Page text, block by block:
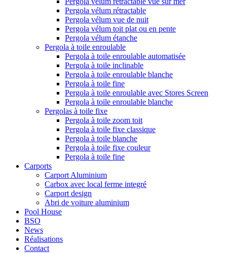
Pergola vélum rétractable
Pergola vélum vue de nuit
Pergola vélum toit plat ou en pente
Pergola vélum étanche
Pergola à toile enroulable
Pergola à toile enroulable automatisée
Pergola à toile inclinable
Pergola à toile enroulable blanche
Pergola à toile fine
Pergola à toile enroulable avec Stores Screen
Pergola à toile enroulable blanche
Pergolas à toile fixe
Pergola à toile zoom toit
Pergola à toile fixe classique
Pergola à toile blanche
Pergola à toile fixe couleur
Pergola à toile fine
Carports
Carport Aluminium
Carbox avec local ferme integré
Carport design
Abri de voiture aluminium
Pool House
BSO
News
Réalisations
Contact